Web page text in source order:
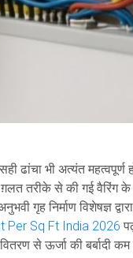
ढांचा भी अत्यंत
ग़लत तरीके से की गई
गृह निर्माण विशेषज्ञ
Per Sq Ft India 2026
से ऊर्जा की बर्बादी कम